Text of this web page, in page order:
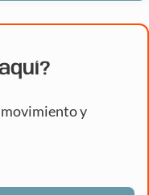
movimiento y